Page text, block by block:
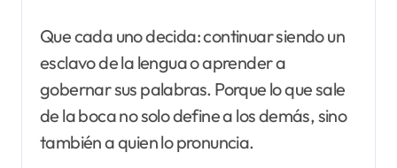
Que cada uno decida: continuar siendo un
esclavo de la lengua o aprender a
gobernar sus palabras. Porque lo que sale
de la boca no solo define a los demás, sino
también a quien lo pronuncia.